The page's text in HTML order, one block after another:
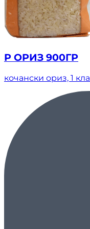
Р ОРИЗ 900ГР
кочански ориз, 1